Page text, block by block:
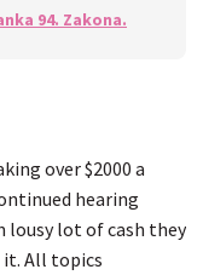
94. Zakona.
over $2000 a
hearing
lousy lot of cash they
it. All topics